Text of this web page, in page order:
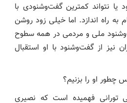
یا نتواند کمترین گفت‌وشنودی با
به راه اندازد. اما خیلی زود روشن
ملی و مردمی در همه سطوح
نیز از گفت‌وشنود با او استقبال
چطور او را بزنیم؟
تورانی فهمیده است که نصیری